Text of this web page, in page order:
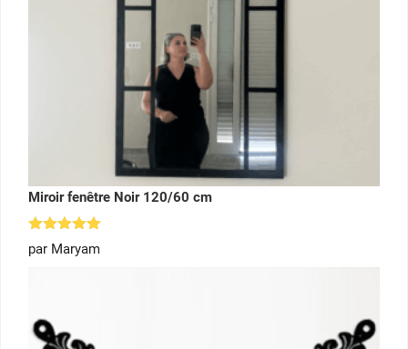
Miroir fenêtre Noir 120/60 cm
Note
sur 5
par Maryam